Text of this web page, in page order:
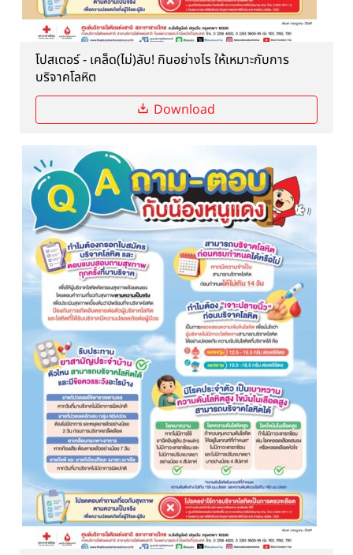
โปสเตอร์ - เคล็ด(ไม่)ลับ! กินอย่างไร ให้เหมาะกับการ
บริจาคโลหิต
Download